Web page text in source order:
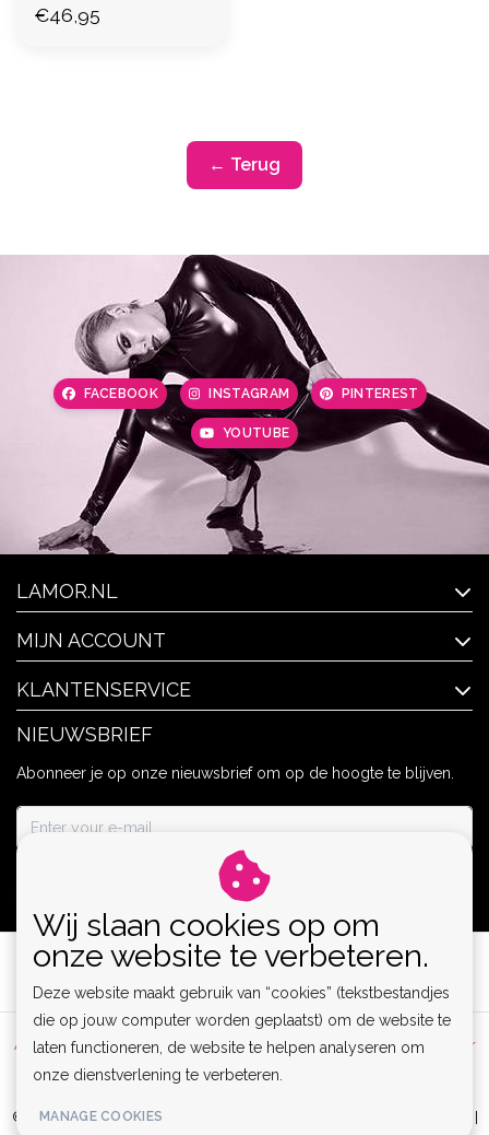
€46,95
← Terug
FACEBOOK INSTAGRAM PINTEREST
YOUTUBE
LAMOR.NL
MIJN ACCOUNT
KLANTENSERVICE
NIEUWSBRIEF
Abonneer je op onze nieuwsbrief om op de hoogte te blijven.
Algemene voorwaarden | Privacy Policy | Sitemap |
Disclaimer
RSS Feed
© Copyright 2026 - Lamor | Clubwear, Lingerie & Kinky Fashion XS-6XL |
Wij slaan cookies op om
onze website te verbeteren.
Deze website maakt gebruik van “cookies” (tekstbestandjes
die op jouw computer worden geplaatst) om de website te
laten functioneren, de website te helpen analyseren om
onze dienstverlening te verbeteren.
MANAGE COOKIES